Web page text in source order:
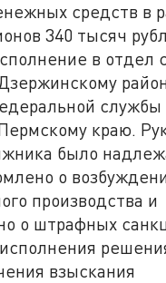
средств в
340 тысяч
в отдел
службы
краю.
было
о
производства и
о штрафных
взыскания